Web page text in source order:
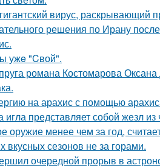
вирус, раскрывающий
решения по Ирану
ужe "Cвой".
романа Костомарова
на арахис с помощью
представляет собой жезл
оружие менее чем за год,
сезонов не за горами.
очередной прорыв в